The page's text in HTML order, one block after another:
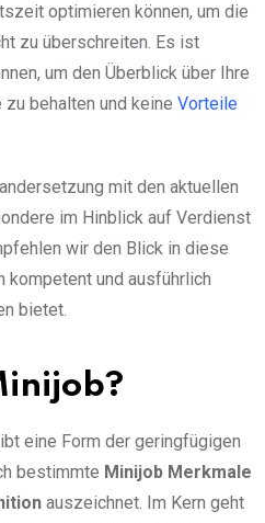
optimieren können, um die
zu überschreiten. Es ist
um den Überblick über Ihre
behalten und keine Vorteile
mit den aktuellen
im Hinblick auf Verdienst
wir den Blick in diese
kompetent und ausführlich
bietet.
eine Form der geringfügigen
bestimmte Minijob Merkmale
auszeichnet. Im Kern geht